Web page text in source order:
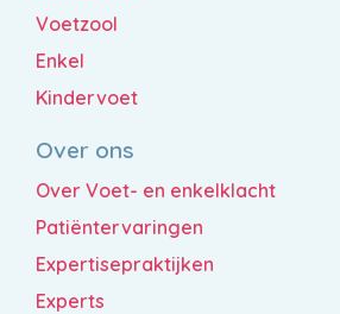
Voetzool
Enkel
Kindervoet
Over ons
Over Voet- en enkelklacht
Patiëntervaringen
Expertisepraktijken
Experts